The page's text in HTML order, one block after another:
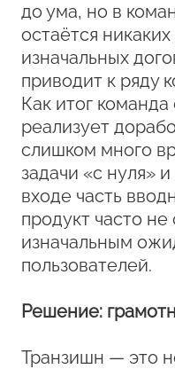
до ума, но в
остаётся
изначальных
приводит к ряду
Как итог
реализует
слишком много
задачи «с нуля»
входе часть
продукт часто не
изначальным
пользователей.
Решение:
Транзишн — это